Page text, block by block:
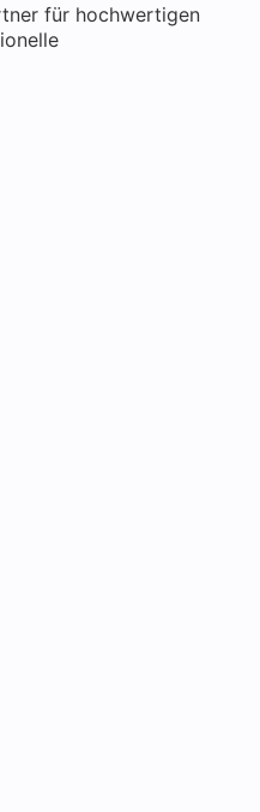
für hochwertigen